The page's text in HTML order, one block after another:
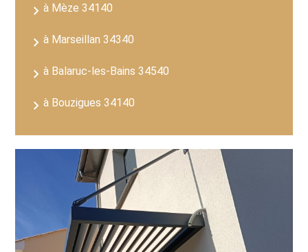
à Mèze 34140
à Marseillan 34340
à Balaruc-les-Bains 34540
à Bouzigues 34140